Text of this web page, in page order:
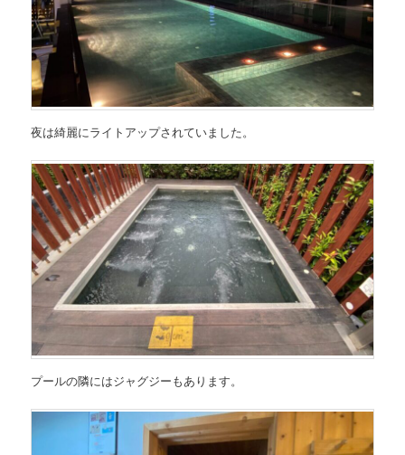
夜は綺麗にライトアップされていました。
プールの隣にはジャグジーもあります。